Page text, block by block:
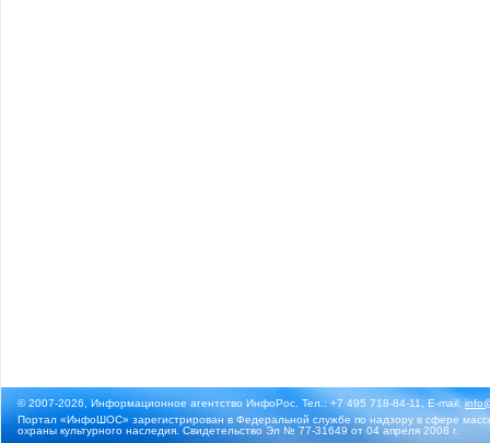
© 2007-2026, Информационное агентство ИнфоРос. Тел.: +7 495 718-84-11, E-mail:
Портал «ИнфоШОС» зарегистрирован в Федеральной службе по надзору в сфере
охраны культурного наследия. Свидетельство Эл № 77-31649 от 04 апреля 2008 г.